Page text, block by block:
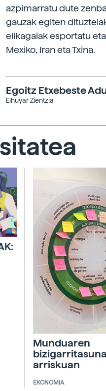
azpimarratu dute
gauzak egiten
elikagaiak esportatu
Mexiko, Iran eta Txina.
Egoitz Etxebeste
Elhuyar Zientzia
Munduaren
arriskuan
EKONOMIA